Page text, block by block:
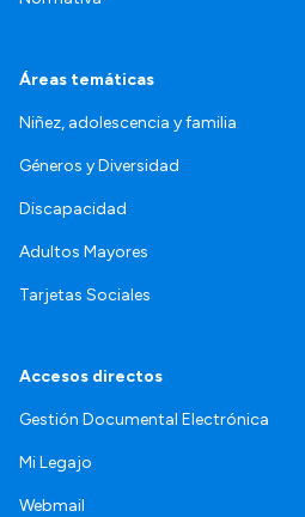
Áreas temáticas
Niñez, adolescencia y familia
Géneros y Diversidad
Discapacidad
Adultos Mayores
Tarjetas Sociales
Accesos directos
Gestión Documental Electrónica
Mi Legajo
Webmail